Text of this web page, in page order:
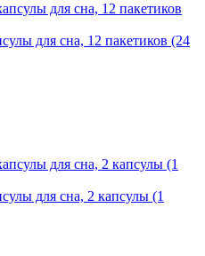
для сна, 12 пакетиков (24
для сна, 2 капсулы (1